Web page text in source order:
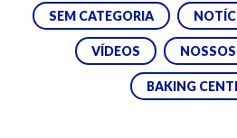
SEM CATEGORIA
VÍDEOS
BAKING